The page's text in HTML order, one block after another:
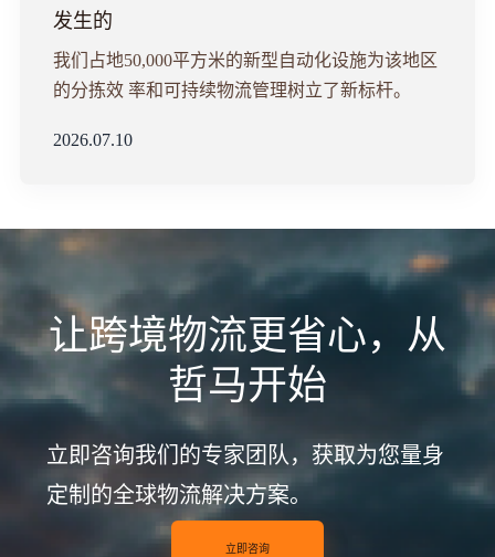
发生的
我们占地50,000平方米的新型自动化设施为该地区
的分拣效 率和可持续物流管理树立了新标杆。
2026.07.10
让跨境物流更省心，从
哲马开始
立即咨询我们的专家团队，获取为您量身
定制的全球物流解决方案。
立即咨询